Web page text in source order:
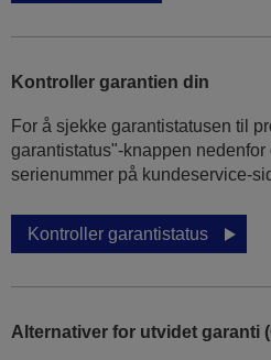
Kontroller garantien din
For å sjekke garantistatusen til
garantistatus"-knappen
serienummer på kundeservice-
Kontroller garantistatus
Alternativer for utvidet garanti